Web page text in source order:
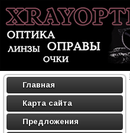
Главная
Карта сайта
Предложения